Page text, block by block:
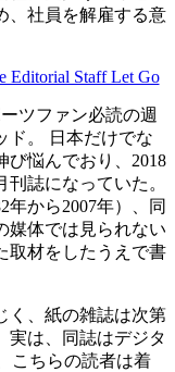
、社員を解雇する意
ツファン必読の週
ド。 日本だけでな
び悩んでおり、2018
誌になっていた。
から2007年）、同
媒体では見られない
取材をしたうえで書
く、紙の雑誌は次第
実は、同誌はデジタ
こちらの読者は着